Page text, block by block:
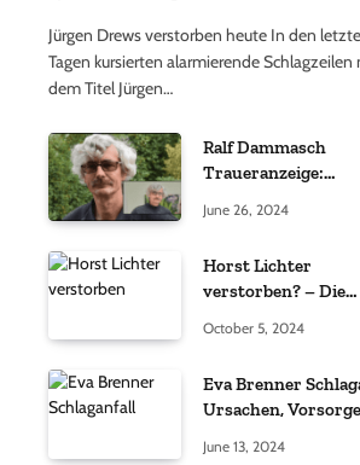
Jürgen Drews verstorben heute In den
Tagen kursierten alarmierende Schlagzeilen
dem Titel Jürgen…
Ralf Dammasch
Traueranzeige:
Informationen
June 26, 2024
Horst Lichter
verstorben? – Die
Gerüchten
October 5, 2024
Eva Brenner
Ursachen,
June 13, 2024